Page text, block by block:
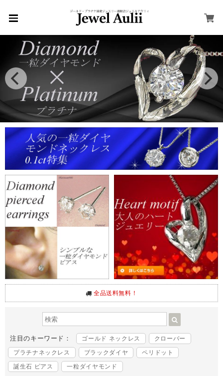
全品送料無料！
注目のキーワード： ゴールド ネックレス
クローバー
プラチナネックレス
ブラックダイヤ
ペリドット
誕生石 ピアス
一粒ダイヤモンド